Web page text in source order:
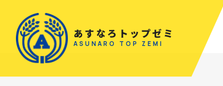
あすなろトップゼミ
ASUNARO TOP ZEMI